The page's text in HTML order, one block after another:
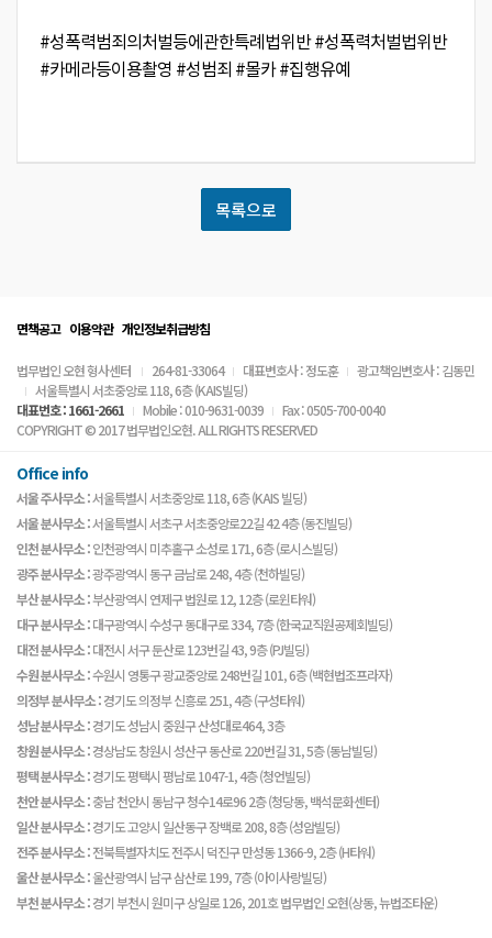
#성폭력범죄의처벌등에관한특례법위반 #성폭력처벌법위반
#카메라등이용촬영 #성범죄 #몰카 #집행유예
목록으로
면책공고 이용약관 개인정보취급방침
법무법인 오현 형사센터 264-81-33064 대표변호사 : 정도훈
광고책임변호사 : 김동민
서울특별시 서초중앙로 118, 6층 (KAIS빌딩)
대표번호 : 1661-2661
Mobile : 010-9631-0039
Fax : 0505-700-0040
COPYRIGHT © 2017 법무법인오현. ALL RIGHTS RESERVED
Office info
서울 주사무소 :서울특별시 서초중앙로 118, 6층 (KAIS 빌딩)
서울 분사무소 :서울특별시 서초구 서초중앙로22길 42 4층 (동진빌딩)
인천 분사무소 :인천광역시 미추홀구 소성로 171, 6층 (로시스빌딩)
광주 분사무소 :광주광역시 동구 금남로 248, 4층 (천하빌딩)
부산 분사무소 :부산광역시 연제구 법원로 12, 12층 (로윈타워)
대구 분사무소 :대구광역시 수성구 동대구로 334, 7층 (한국교직원공제회빌딩)
대전 분사무소 :대전시 서구 둔산로 123번길 43, 9층 (PJ빌딩)
수원 분사무소 :수원시 영통구 광교중앙로 248번길 101, 6층 (백현법조프라자)
의정부 분사무소 :경기도 의정부 신흥로 251, 4층 (구성타워)
성남 분사무소 :경기도 성남시 중원구 산성대로464, 3층
창원 분사무소 :경상남도 창원시 성산구 동산로 220번길 31, 5층 (동남빌딩)
평택 분사무소 :경기도 평택시 평남로 1047-1, 4층 (청언빌딩)
천안 분사무소 :충남 천안시 동남구 청수14로96 2층 (청당동, 백석문화센터)
일산 분사무소 :경기도 고양시 일산동구 장백로 208, 8층 (성암빌딩)
전주 분사무소 :전북특별자치도 전주시 덕진구 만성동 1366-9, 2층 (H타워)
울산 분사무소 :울산광역시 남구 삼산로 199, 7층 (아이사랑빌딩)
부천 분사무소 :경기 부천시 원미구 상일로 126, 201호 법무법인 오현(상동, 뉴법조타운)